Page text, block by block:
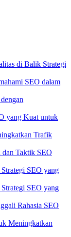
di Balik Strategi
SEO dalam
yang Kuat untuk
Trafik
dan Taktik SEO
SEO yang
SEO yang
Rahasia SEO
Meningkatkan